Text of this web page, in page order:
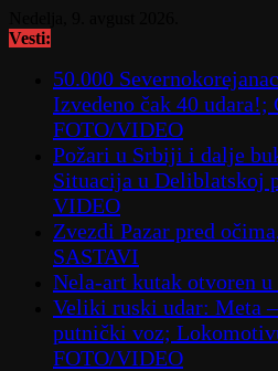
to
Vesti:
50.000
Izvedeno čak 40 udara!;
FOTO/VIDEO
Požari u Srbiji i dalje
Situacija u Deliblatskoj
VIDEO
Zvezdi Pazar pred
SASTAVI
Nela-art kutak otvoren u
Veliki ruski udar: Meta
putnički voz;
FOTO/VIDEO